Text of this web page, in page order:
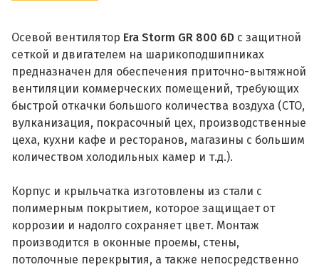
Осевой вентилятор Era Storm GR 800 6D с защитной
сеткой и двигателем на шарикоподшипниках
предназначен для обеспечения приточно-вытяжной
вентиляции коммерческих помещений, требующих
быстрой откачки большого количества воздуха (СТО,
вулканизация, покрасочный цех, производственные
цеха, кухни кафе и ресторанов, магазины с большим
количеством холодильных камер и т.д.).
Корпус и крыльчатка изготовлены из стали с
полимерным покрытием, которое защищает от
коррозии и надолго сохраняет цвет. Монтаж
производится в оконные проемы, стены,
потолочные перекрытия, а также непосредственно